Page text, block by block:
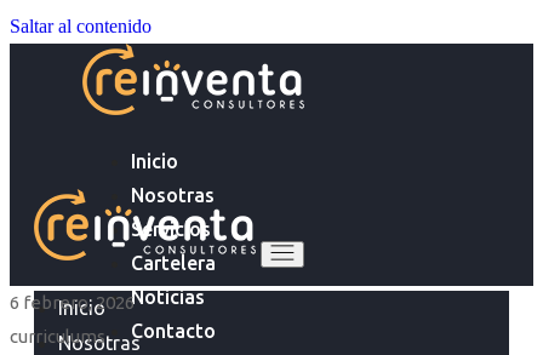
Saltar al contenido
Inicio
Nosotras
Servicios
Cartelera
Noticias
Contacto
Inicio
Nosotras
6 febrero, 2026
curriculums